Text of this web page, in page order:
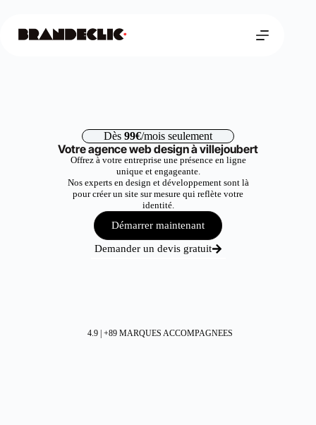
Dès 99€/mois seulement
Votre agence web design à villejoubert
Offrez à votre entreprise une présence en ligne
unique et engageante.
Nos experts en design et développement sont là
pour créer un site sur mesure qui reflète votre
identité.
Démarrer maintenant
Demander un devis gratuit
4.9 | +89 MARQUES ACCOMPAGNEES